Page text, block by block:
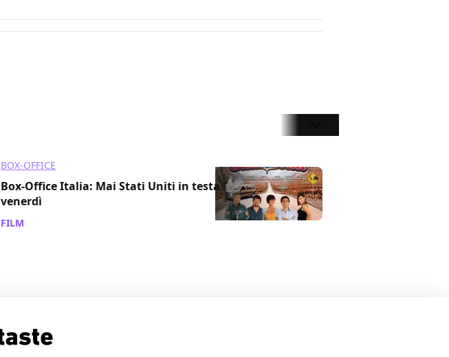
BOX-OFFICE
Box-Office Italia: Mai Stati Uniti in testa
venerdì
FILM